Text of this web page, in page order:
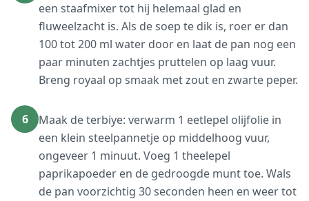
een staafmixer tot hij helemaal glad en
fluweelzacht is. Als de soep te dik is, roer er dan
100 tot 200 ml water door en laat de pan nog een
paar minuten zachtjes pruttelen op laag vuur.
Breng royaal op smaak met zout en zwarte peper.
6
Maak de terbiye: verwarm 1 eetlepel olijfolie in
een klein steelpannetje op middelhoog vuur,
ongeveer 1 minuut. Voeg 1 theelepel
paprikapoeder en de gedroogde munt toe. Wals
de pan voorzichtig 30 seconden heen en weer tot